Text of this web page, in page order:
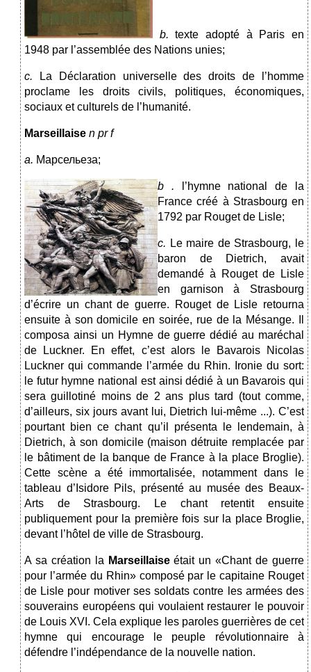
b.texte adopté à Paris en
1948 par l’assemblée des Nations unies;
c. La Déclaration universelle des droits de l’homme
proclame les droits civils, politiques, économiques,
sociaux et culturels de l’humanité.
Marseillaise n pr f
a. Марсельеза;
b . l’hymne national de la
France créé à Strasbourg en
1792 par Rouget de Lisle;
c. Le maire de Strasbourg, le
baron de Dietrich, avait
demandé à Rouget de Lisle
en garnison à Strasbourg
d’écrire un chant de guerre. Rouget de Lisle retourna
ensuite à son domicile en soirée, rue de la Mésange. Il
composa ainsi un Hymne de guerre dédié au maréchal
de Luckner. En effet, c’est alors le Bavarois Nicolas
Luckner qui commande l’armée du Rhin. Ironie du sort:
le futur hymne national est ainsi dédié à un Bavarois qui
sera guillotiné moins de 2 ans plus tard (tout comme,
d’ailleurs, six jours avant lui, Dietrich lui-même ...). C’est
pourtant bien ce chant qu’il présenta le lendemain, à
Dietrich, à son domicile (maison détruite remplacée par
le bâtiment de la banque de France à la place Broglie).
Cette scène a été immortalisée, notamment dans le
tableau d’Isidore Pils, présenté au musée des Beaux-
Arts de Strasbourg. Le chant retentit ensuite
publiquement pour la première fois sur la place Broglie,
devant l’hôtel de ville de Strasbourg.
A sa création la Marseillaiseétait un «Chant de guerre
pour l’armée du Rhin» composé par le capitaine Rouget
de Lisle pour motiver ses soldats contre les armées des
souverains européens qui voulaient restaurer le pouvoir
de Louis XVI. Cela explique les paroles guerrières de cet
hymne qui encourage le peuple révolutionnaire à
défendre l’indépendance de la nouvelle nation.